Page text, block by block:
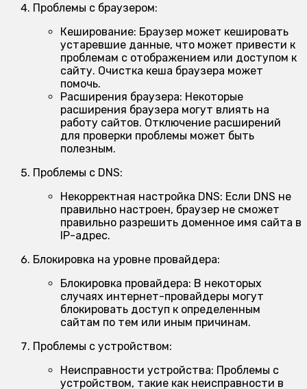
Проблемы с браузером:
Кеширование: Браузер может кешировать
устаревшие данные, что может привести к
проблемам с отображением или доступом к
сайту. Очистка кеша браузера может
помочь.
Расширения браузера: Некоторые
расширения браузера могут влиять на
работу сайтов. Отключение расширений
для проверки проблемы может быть
полезным.
Проблемы с DNS:
Некорректная настройка DNS: Если DNS не
правильно настроен, браузер не сможет
правильно разрешить доменное имя сайта в
IP-адрес.
Блокировка на уровне провайдера:
Блокировка провайдера: В некоторых
случаях интернет-провайдеры могут
блокировать доступ к определенным
сайтам по тем или иным причинам.
Проблемы с устройством:
Неисправности устройства: Проблемы с
устройством, такие как неисправности в